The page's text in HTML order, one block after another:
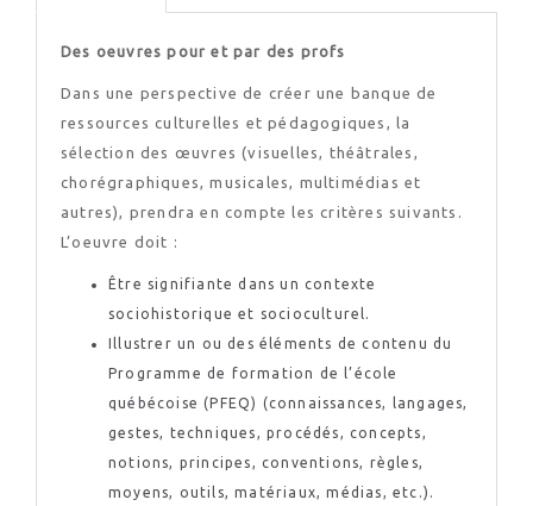
Des oeuvres pour et par des profs
Dans une perspective de créer une banque de
ressources culturelles et pédagogiques, la
sélection des œuvres (visuelles, théâtrales,
chorégraphiques, musicales, multimédias et
autres), prendra en compte les critères suivants.
L’oeuvre doit :
Être signifiante dans un contexte
sociohistorique et socioculturel.
Illustrer un ou des éléments de contenu du
Programme de formation de l’école
québécoise (PFEQ) (connaissances, langages,
gestes, techniques, procédés, concepts,
notions, principes, conventions, règles,
moyens, outils, matériaux, médias, etc.).